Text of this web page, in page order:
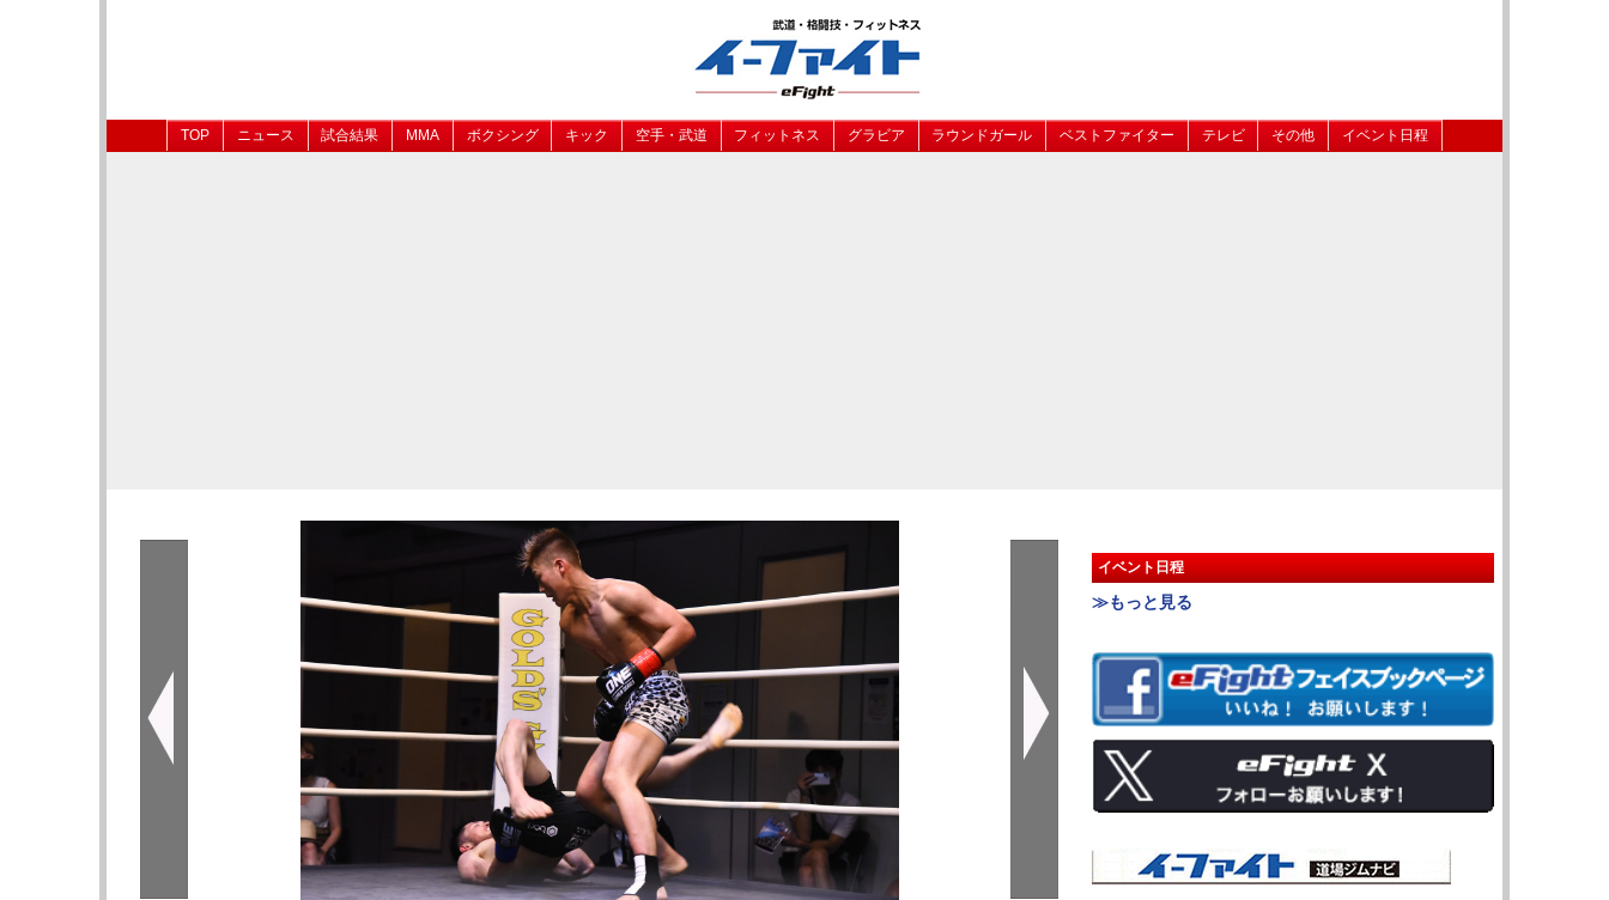
TOP ニュース 試合結果 MMA ボクシング キック 空手・武道 フィットネス グラビア ラウンドガール ベストファイター テレビ その他 イベント日程
イベント日程
≫もっと見る